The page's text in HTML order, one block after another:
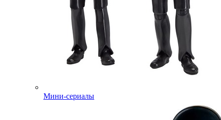
Мини-сериалы